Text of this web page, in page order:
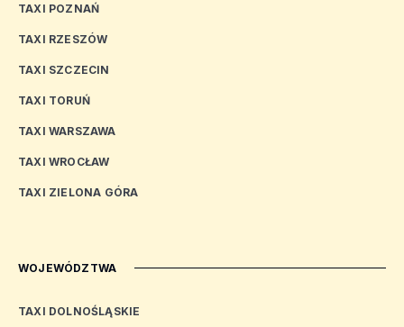
TAXI POZNAŃ
TAXI RZESZÓW
TAXI SZCZECIN
TAXI TORUŃ
TAXI WARSZAWA
TAXI WROCŁAW
TAXI ZIELONA GÓRA
WOJEWÓDZTWA
TAXI DOLNOŚLĄSKIE